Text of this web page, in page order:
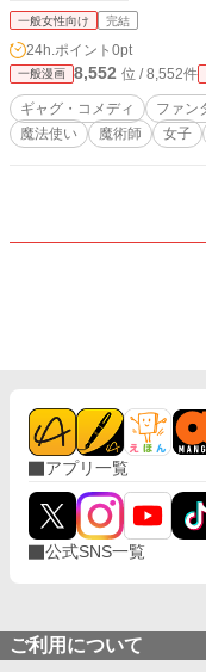
一般女性向け 完結
24h.ポイント 0pt
一般漫画 8,552 位 / 8,552件
ギャグ・コメディ ファン
魔法使い
魔術師 女子
アプリ一覧
公式SNS一覧
ご利用について